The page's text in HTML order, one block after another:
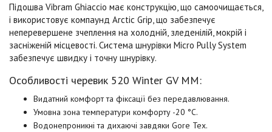
Підошва Vibram Ghiaccio має конструкцію, що самоочищається,
і використовує компаунд Arctic Grip, що забезпечує
неперевершене зчеплення на холодній, зледенілій, мокрій і
засніженій місцевості. Система шнурівки Micro Pully System
забезпечує швидку і точну шнурівку.
Особливості черевик 520 Winter GV MM:
Видатний комфорт та фіксації без передавлювання.
Умовна зона температури комфорту -20 °C.
Водонепроникні та дихаючі завдяки Gore Tex.